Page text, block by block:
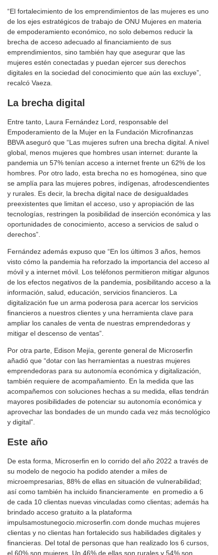
“El fortalecimiento de los emprendimientos de las mujeres es uno
de los ejes estratégicos de trabajo de ONU Mujeres en materia
de empoderamiento económico, no solo debemos reducir la
brecha de acceso adecuado al financiamiento de sus
emprendimientos, sino también hay que asegurar que las
mujeres estén conectadas y puedan ejercer sus derechos
digitales en la sociedad del conocimiento que aún las excluye”,
recalcó Vaeza.
La brecha digital
Entre tanto, Laura Fernández Lord, responsable del
Empoderamiento de la Mujer en la Fundación Microfinanzas
BBVA aseguró que “Las mujeres sufren una brecha digital. A nivel
global, menos mujeres que hombres usan internet: durante la
pandemia un 57% tenían acceso a internet frente un 62% de los
hombres. Por otro lado, esta brecha no es homogénea, sino que
se amplía para las mujeres pobres, indígenas, afrodescendientes
y rurales. Es decir, la brecha digital nace de desigualdades
preexistentes que limitan el acceso, uso y apropiación de las
tecnologías, restringen la posibilidad de inserción económica y las
oportunidades de conocimiento, acceso a servicios de salud o
derechos”.
Fernández además expuso que “En los últimos 3 años, hemos
visto cómo la pandemia ha reforzado la importancia del acceso al
móvil y a internet móvil. Los teléfonos permitieron mitigar algunos
de los efectos negativos de la pandemia, posibilitando acceso a la
información, salud, educación, servicios financieros. La
digitalización fue un arma poderosa para acercar los servicios
financieros a nuestros clientes y una herramienta clave para
ampliar los canales de venta de nuestras emprendedoras y
mitigar el descenso de ventas”.
Por otra parte, Edison Mejía, gerente general de Microserfin
añadió que “dotar con las herramientas a nuestras mujeres
emprendedoras para su autonomía económica y digitalización,
también requiere de acompañamiento. En la medida que las
acompañemos con soluciones hechas a su medida, ellas tendrán
mayores posibilidades de potenciar su autonomía económica y
aprovechar las bondades de un mundo cada vez más tecnológico
y digital”.
Este año
De esta forma, Microserfin en lo corrido del año 2022 a través de
su modelo de negocio ha podido atender a miles de
microempresarias, 88% de ellas en situación de vulnerabilidad;
así como también ha incluido financieramente en promedio a 6
de cada 10 clientas nuevas vinculadas como clientas; además ha
brindado acceso gratuito a la plataforma
impulsamostunegocio.microserfin.com donde muchas mujeres
clientas y no clientas han fortalecido sus habilidades digitales y
financieras. Del total de personas que han realizado los 6 cursos,
el 60% son mujeres. Un 46% de ellas son rurales y 54% son